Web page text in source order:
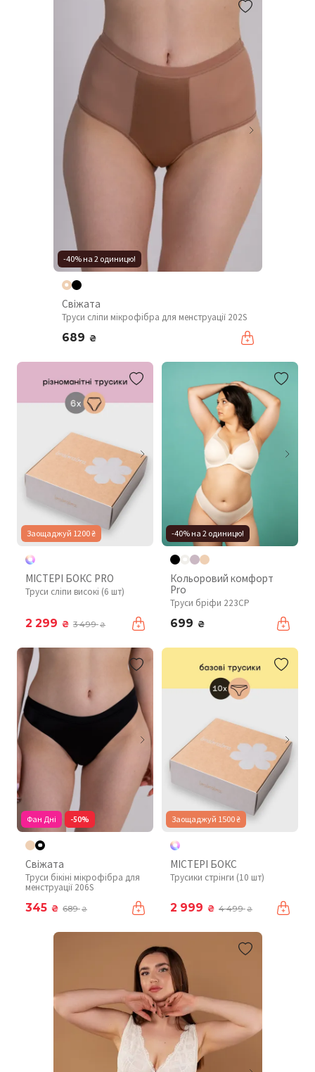
-40% на 2 одиницю!
Свіжата
Труси сліпи мікрофібра для менструації 202S
689 ₴
Заощаджуй 1200 ₴
МІСТЕРІ БОКС PRO
Труси сліпи високі (6 шт)
2 299 ₴ 3 499₴
-40% на 2 одиницю!
Кольоровий комфорт
Pro
Труси бріфи 223CP
699 ₴
Фан Дні -50%
Свіжата
Труси бікіні мікрофібра для
менструації 206S
345 ₴ 689₴
Заощаджуй 1500 ₴
МІСТЕРІ БОКС
Трусики стрінги (10 шт)
2 999 ₴ 4 499₴